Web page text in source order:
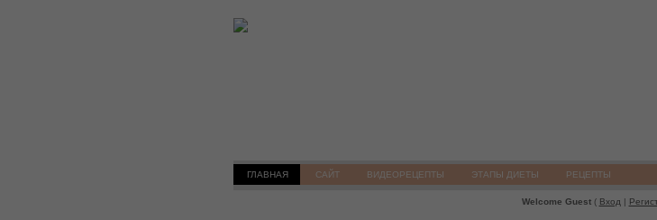
ГЛАВНАЯ САЙТ ВИДЕОРЕЦЕПТЫ ЭТАПЫ ДИЕТЫ РЕЦЕПТЫ
Welcome Guest( Вход |